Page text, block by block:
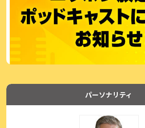
パーソナリティ